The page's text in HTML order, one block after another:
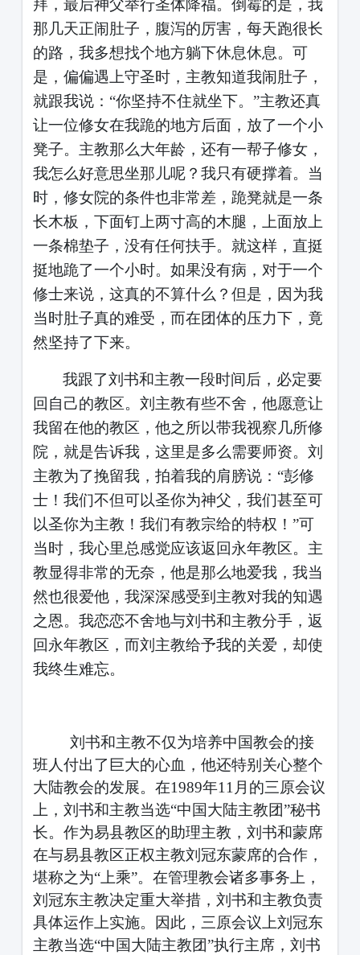
拜，最后神父举行圣体降福。倒霉的是，我
那几天正闹肚子，腹泻的厉害，每天跑很长
的路，我多想找个地方躺下休息休息。可
是，偏偏遇上守圣时，主教知道我闹肚子，
就跟我说： “你坚持不住就坐下。”主教还真
让一位修女在我跪的地方后面，放了一个小
凳子。主教那么大年龄，还有一帮子修女，
我怎么好意思坐那儿呢？我只有硬撑着。当
时，修女院的条件也非常差，跪凳就是一条
长木板，下面钉上两寸高的木腿，上面放上
一条棉垫子，没有任何扶手。就这样，直挺
挺地跪了一个小时。如果没有病，对于一个
修士来说，这真的不算什么？但是，因为我
当时肚子真的难受，而在团体的压力下，竟
然坚持了下来。
我跟了刘书和主教一段时间后，必定要
回自己的教区。刘主教有些不舍，他愿意让
我留在他的教区，他之所以带我视察几所修
院，就是告诉我，这里是多么需要师资。刘
主教为了挽留我，拍着我的肩膀说： “彭修
士！我们不但可以圣你为神父，我们甚至可
以圣你为主教！我们有教宗给的特权！”可
当时，我心里总感觉应该返回永年教区。主
教显得非常的无奈，他是那么地爱我，我当
然也很爱他，我深深感受到主教对我的知遇
之恩。我恋恋不舍地与刘书和主教分手，返
回永年教区，而刘主教给予我的关爱，却使
我终生难忘。
刘书和主教不仅为培养中国教会的接
班人付出了巨大的心血，他还特别关心整个
大陆教会的发展。在1989年11月的三原会议
上，刘书和主教当选“中国大陆主教团”秘书
长。作为易县教区的助理主教，刘书和蒙席
在与易县教区正权主教刘冠东蒙席的合作，
堪称之为“上乘”。在管理教会诸多事务上，
刘冠东主教决定重大举措，刘书和主教负责
具体运作上实施。因此，三原会议上刘冠东
主教当选“中国大陆主教团”执行主席，刘书